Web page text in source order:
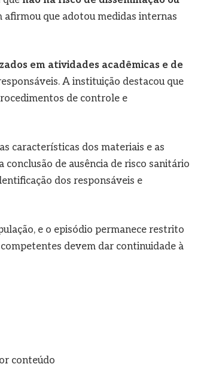
afirmou que adotou medidas internas
em atividades acadêmicas e de
A instituição destacou que
de controle e
características dos materiais e as
de ausência de risco sanitário
dos responsáveis e
e o episódio permanece restrito
devem dar continuidade à
conteúdo